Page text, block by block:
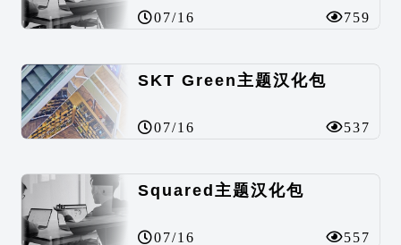
07/16 759
SKT Green主题汉化包
07/16 537
Squared主题汉化包
07/16 557